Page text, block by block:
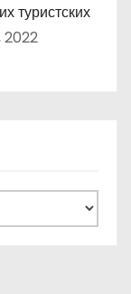
туристских
2022